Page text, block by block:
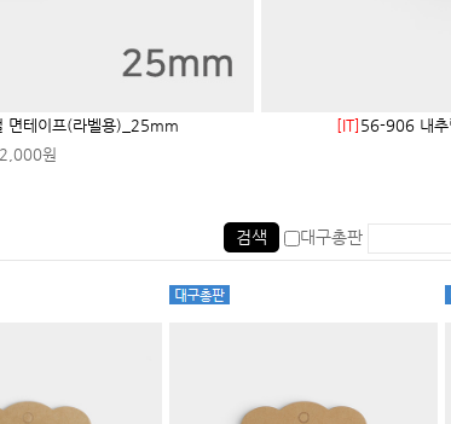
면테이프(라벨용)_25mm
2,000원
[IT] 56-906 내추
검색 대구총판